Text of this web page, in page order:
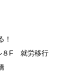
！
８F 就労移行